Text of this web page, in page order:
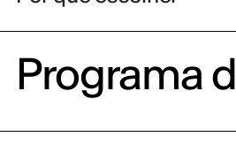
Programa